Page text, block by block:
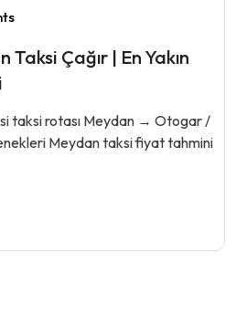
Çağır | En Yakın
taksi rotası Meydan → Otogar /
Meydan taksi fiyat tahmini